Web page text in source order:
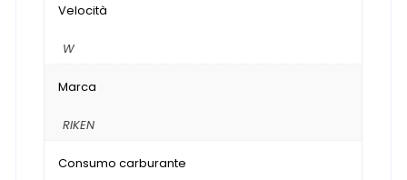
Velocità
W
Marca
RIKEN
Consumo carburante